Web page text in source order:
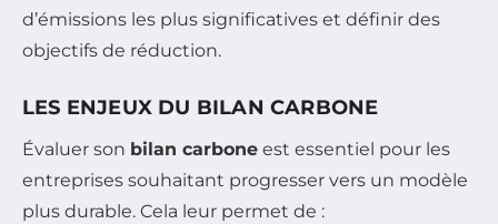
d’émissions les plus significatives et définir des
objectifs de réduction.
LES ENJEUX DU BILAN CARBONE
Évaluer son bilan carbone est essentiel pour les
entreprises souhaitant progresser vers un modèle
plus durable. Cela leur permet de :